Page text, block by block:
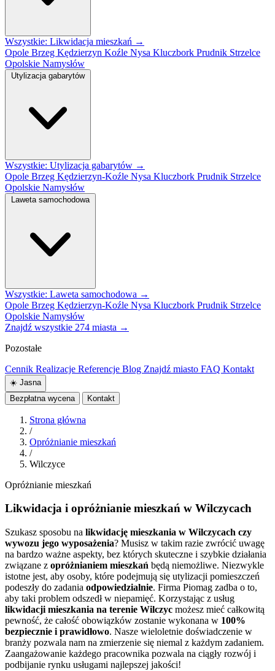
Wszystkie: Likwidacja mieszkań →
Opole Brzeg Kędzierzyn Koźle Nysa Kluczbork Prudnik Strzelce
Opolskie Namysłów
Utylizacja gabarytów
Wszystkie: Utylizacja gabarytów →
Opole Brzeg Kędzierzyn-Koźle Nysa Kluczbork Prudnik Strzelce
Opolskie Namysłów
Laweta samochodowa
Wszystkie: Laweta samochodowa →
Opole Brzeg Kędzierzyn-Koźle Nysa Kluczbork Prudnik Strzelce
Opolskie Namysłów
Znajdź wszystkie 274 miasta →
Pozostałe
Cennik Realizacje Referencje Blog Znajdź miasto FAQ Kontakt
☀️ Jasna
Bezpłatna wycena
Kontakt
Strona główna
/
Opróżnianie mieszkań
/
Wilczyce
Opróżnianie mieszkań
Likwidacja i opróżnianie mieszkań w Wilczycach
Szukasz sposobu na likwidację mieszkania w Wilczycach czy
wywozu jego wyposażenia? Musisz w takim razie zwrócić uwagę
na bardzo ważne aspekty, bez których skuteczne i szybkie działania
związane z opróżnianiem mieszkań będą niemożliwe. Niezwykle
istotne jest, aby osoby, które podejmują się utylizacji pomieszczeń
podeszły do zadania odpowiedzialnie. Firma Piomag zadba o to,
aby taki problem odszedł w niepamięć. Korzystając z usług
likwidacji mieszkania na terenie Wilczyc możesz mieć całkowitą
pewność, że całość obowiązków zostanie wykonana w 100%
bezpiecznie i prawidłowo. Nasze wieloletnie doświadczenie w
branży pozwala nam na zmierzenie się niemal z każdym zadaniem.
Zaangażowanie każdego pracownika pozwala na ciągły rozwój i
podbijanie rynku usługami najlepszej jakości!